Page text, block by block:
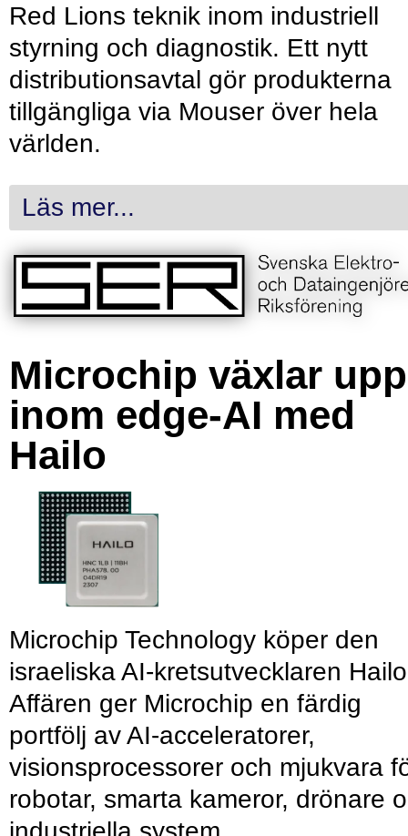
Red Lions teknik inom industriell
styrning och diagnostik. Ett nytt
distributionsavtal gör produkterna
tillgängliga via Mouser över hela
världen.
Läs mer...
Microchip växlar upp
inom edge-AI med
Hailo
Microchip Technology köper den
israeliska AI-kretsutvecklaren
Affären ger Microchip en färdig
portfölj av AI-acceleratorer,
visionsprocessorer och mjukvara
robotar, smarta kameror, drönare